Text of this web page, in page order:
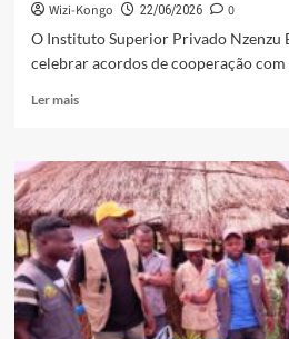
Wizi-Kongo 22/06/2026
0
O Instituto Superior Privado Nzenzu
celebrar acordos de cooperação
Ler maisLeia
INSTITUTO
SUPERIOR
PRIVADO
NZENZU
ESTRELA
DO
UÍGE
REFORÇA
COOPERAÇÃO